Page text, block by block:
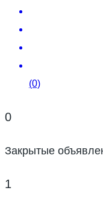
(0)
0
Закрытые
1